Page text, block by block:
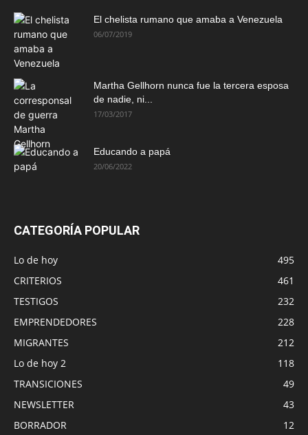
El chelista rumano que amaba a Venezuela
06/07/2019
Martha Gellhorn nunca fue la tercera esposa
de nadie, ni...
17/03/2017
Educando a papá
20/06/2022
CATEGORÍA POPULAR
Lo de hoy
495
CRITERIOS
461
TESTIGOS
232
EMPRENDEDORES
228
MIGRANTES
212
Lo de hoy 2
118
TRANSICIONES
49
NEWSLETTER
43
BORRADOR
12